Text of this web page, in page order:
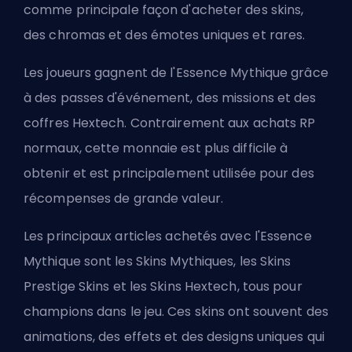
comme principale façon d'acheter des skins,
des chromas et des émotes uniques et rares.
Les joueurs gagnent de l'Essence Mythique grâce
à des passes d'événement, des missions et des
coffres Hextech. Contrairement aux achats RP
normaux, cette monnaie est plus difficile à
obtenir et est principalement utilisée pour des
récompenses de grande valeur.
Les principaux articles achetés avec l'Essence
Mythique sont les Skins Mythiques, les Skins
Prestige Skins et les Skins Hextech, tous pour
champions dans le jeu. Ces skins ont souvent des
animations, des effets et des designs uniques qui